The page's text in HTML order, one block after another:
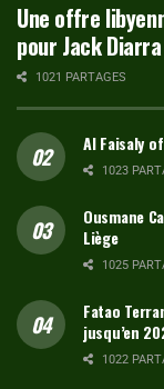
Une offre
pour Jack Diarra
1021 PARTAGES
Al Faisaly
1023
Ousmane
Liège
1025
Fatao
jusqu’en
1022